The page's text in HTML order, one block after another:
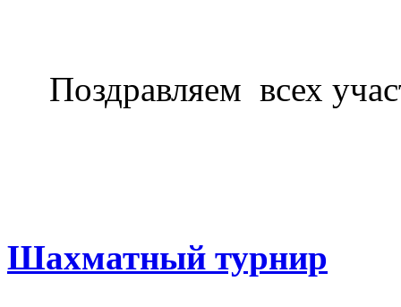
Поздравляем всех
Шахматный турнир